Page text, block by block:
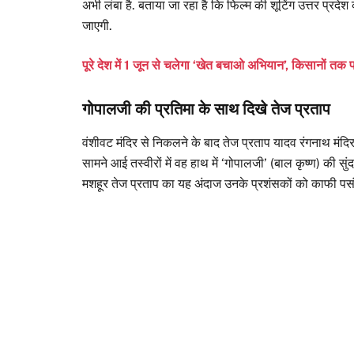
अभी लंबा है. बताया जा रहा है कि फिल्म की शूटिंग उत्तर
जाएगी.
पूरे देश में 1 जून से चलेगा ‘खेत बचाओ अभियान’, किसानों तक
गोपालजी की प्रतिमा के साथ दिखे तेज प्रताप
वंशीवट मंदिर से निकलने के बाद तेज प्रताप यादव रंगनाथ
सामने आई तस्वीरों में वह हाथ में ‘गोपालजी’ (बाल कृष्ण) की
मशहूर तेज प्रताप का यह अंदाज उनके प्रशंसकों को काफी